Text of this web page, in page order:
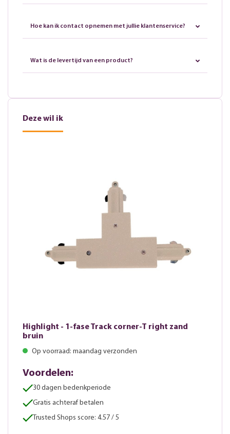
Hoe kan ik contact opnemen met jullie klantenservice?
Wat is de levertijd van een product?
Deze wil ik
Highlight - 1-fase Track corner-T right zand
bruin
Op voorraad: maandag verzonden
Voordelen:
30 dagen bedenkperiode
Gratis achteraf betalen
Trusted Shops score: 4.57 / 5